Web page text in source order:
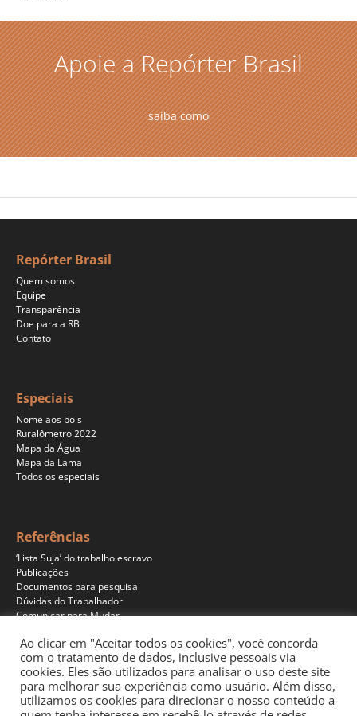
Apoie a Repórter Brasil
saiba como
Repórter Brasil
Quem somos
Equipe
Transparência
Doe para a RB
Contato
Especiais
Nome aos bois
Ruralômetro 2022
Mapa da Água
Mapa da Lama
Todos os especiais
Referências
‘Lista Suja’ do trabalho escravo
Publicações
Documentos para pesquisa
Dúvidas do Trabalhador
Comunicar para Mudar
Programas
Jornalismo
Pesquisa
Ao clicar em "Aceitar todos os cookies", você concorda
com o tratamento de dados, inclusive pessoais via
cookies. Eles são utilizados para analisar o uso deste site
para melhorar sua experiência como usuário. Além disso,
utilizamos os cookies para direcionar o nosso conteúdo a